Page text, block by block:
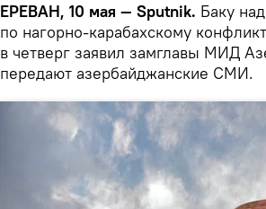
ЕРЕВАН, 10 мая — Sputnik. Баку
по нагорно-карабахскому
в четверг заявил замглавы МИД
передают азербайджанские СМИ.